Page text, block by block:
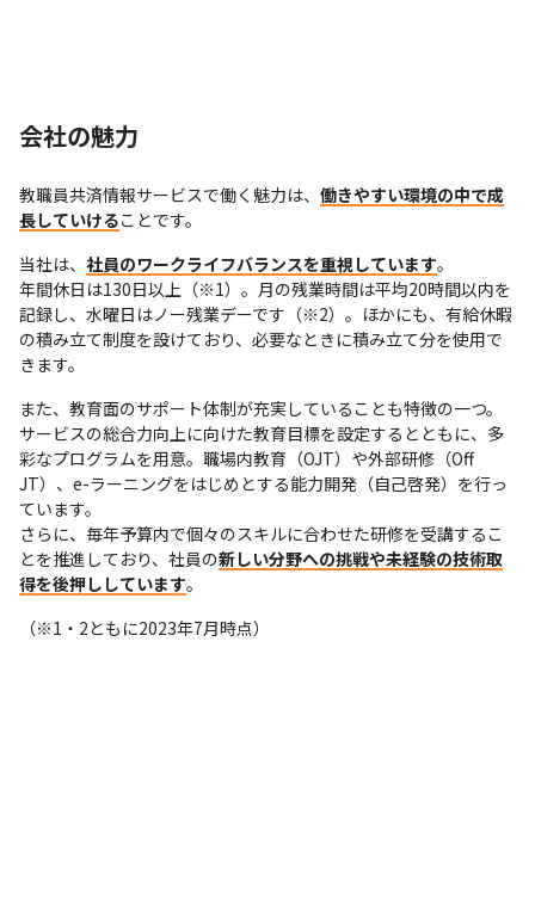
会社の魅力
教職員共済情報サービスで働く魅力は、 働きやすい環境の中で成
長していけることです。
当社は、 社員のワークライフバランスを重視しています。
年間休日は130日以上（※1）。月の残業時間は平均20時間以内を
記録し、水曜日はノー残業デーです（※2）。ほかにも、有給休暇
の積み立て制度を設けており、必要なときに積み立て分を使用で
きます。
また、教育面のサポート体制が充実していることも特徴の一つ。
サービスの総合力向上に向けた教育目標を設定するとともに、多
彩なプログラムを用意。職場内教育（OJT）や外部研修（Off
JT）、e-ラーニングをはじめとする能力開発（自己啓発）を行っ
ています。
さらに、毎年予算内で個々のスキルに合わせた研修を受講するこ
とを推進しており、社員の新しい分野への挑戦や未経験の技術取
得を後押ししています。
（※1・2ともに2023年7月時点）